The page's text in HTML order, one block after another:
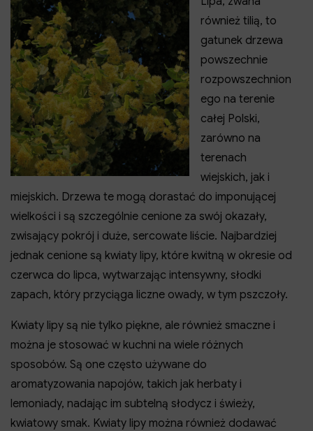
również tilią, to
gatunek drzewa
powszechnie
rozpowszechnion
ego na terenie
całej Polski,
zarówno na
terenach
wiejskich, jak i
miejskich. Drzewa te mogą dorastać do imponującej
wielkości i są szczególnie cenione za swój okazały,
zwisający pokrój i duże, sercowate liście. Najbardziej
jednak cenione są kwiaty lipy, które kwitną w okresie od
czerwca do lipca, wytwarzając intensywny, słodki
zapach, który przyciąga liczne owady, w tym pszczoły.
Kwiaty lipy są nie tylko piękne, ale również smaczne i
można je stosować w kuchni na wiele różnych
sposobów. Są one często używane do
aromatyzowania napojów, takich jak herbaty i
lemoniady, nadając im subtelną słodycz i świeży,
kwiatowy smak. Kwiaty lipy można również dodawać